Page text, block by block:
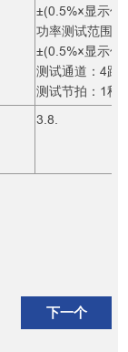
±(0.5%×显示值
功率测试范
±(0.5%×显示值
测试通道：4路
测试节拍：1秒/
3.8.
下一个